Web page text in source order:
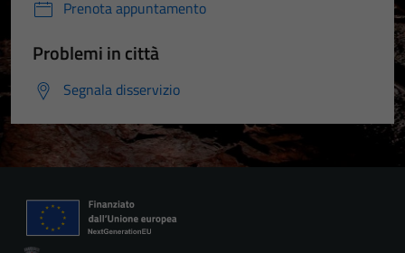
Prenota appuntamento
Problemi in città
Segnala disservizio